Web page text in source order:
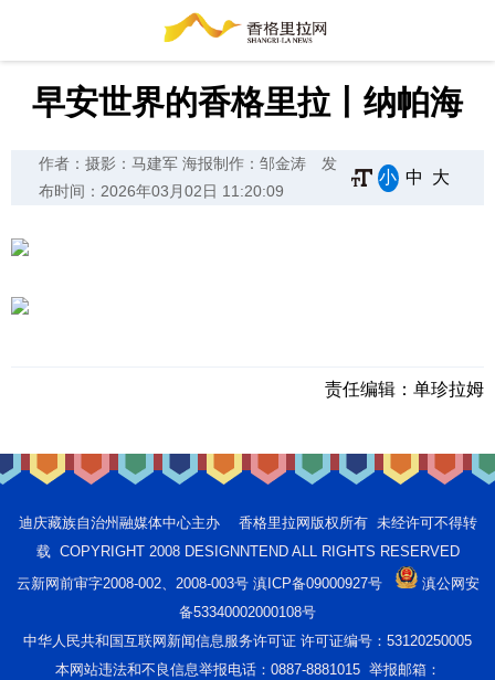
早安世界的香格里拉丨纳帕海
作者：摄影：马建军 海报制作：邹金涛
发
布时间：2026年03月02日 11:20:09
小 中 大
责任编辑： 单珍拉姆
迪庆藏族自治州融媒体中心主办 香格里拉网版权所有 未经许可不得转
载 COPYRIGHT 2008 DESIGNNTEND ALL RIGHTS RESERVED
云新网前审字2008-002、2008-003号 滇ICP备09000927号
滇公网安
备53340002000108号
中华人民共和国互联网新闻信息服务许可证 许可证编号：53120250005
本网站违法和不良信息举报电话：0887-8881015 举报邮箱：